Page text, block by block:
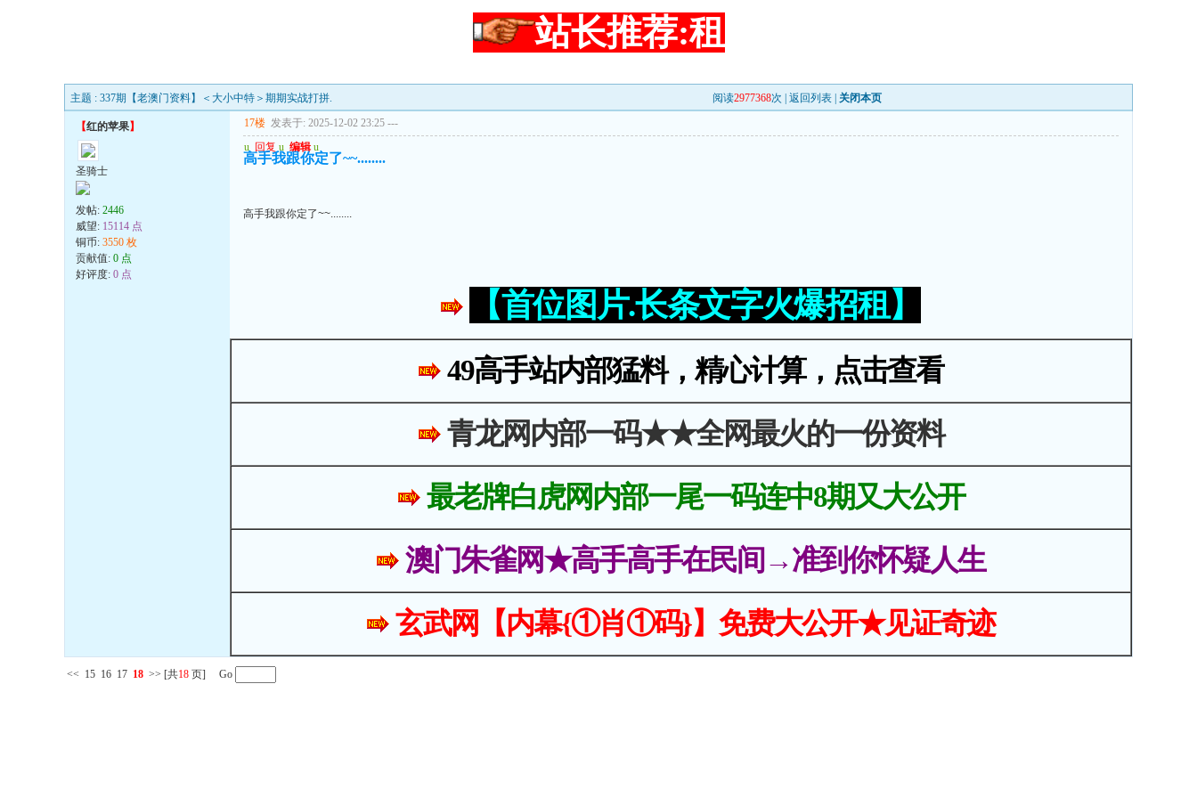
站长推荐:租
主题 : 337期【老澳门资料】＜大小中特＞期期实战打拼. 阅读2977368次 | 返回列表 关闭本页
【红的苹果】
圣骑士
发帖: 2446
威望: 15114 点
铜币: 3550 枚
贡献值: 0 点
好评度: 0 点
17楼 发表于: 2025-12-02 23:25 ---
u 回复 u 编辑 u
高手我跟你定了~~........
高手我跟你定了~~........
【首位图片.长条文字火爆招租】
49高手站内部猛料，精心计算，点击查看
青龙网内部一码★★全网最火的一份资料
最老牌白虎网内部一尾一码连中8期又大公开
澳门朱雀网★高手高手在民间→准到你怀疑人生
玄武网【内幕{①肖①码}】免费大公开★见证奇迹
<< 15 16 17 18 >> [共18 页] Go